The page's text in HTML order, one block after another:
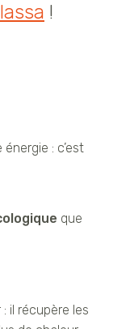
!
: c’est
que
il récupère les